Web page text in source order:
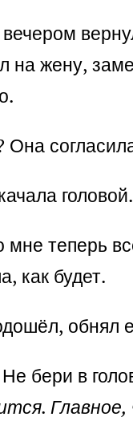
на жену,
Она
головой.
мне теперь
как будет.
обнял
бери в